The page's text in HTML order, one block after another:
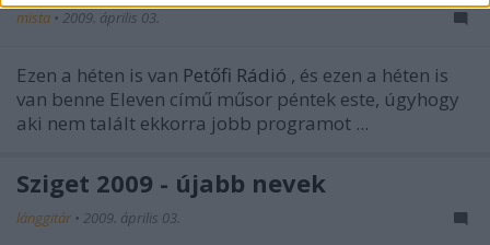
mista • 2009. április 03.
Ezen a héten is van Petőfi Rádió , és ezen a héten is
van benne Eleven című műsor péntek este, úgyhogy
aki nem talált ekkorra jobb programot ...
Sziget 2009 - újabb nevek
lánggitár • 2009. április 03.